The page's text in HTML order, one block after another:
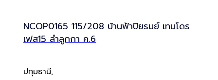
NCQP0165 115/208 บ้านฟ้าปิยรมย์ เทนโดร
เฟส15 ลำลูกกา ค.6
ปทุมธานี,